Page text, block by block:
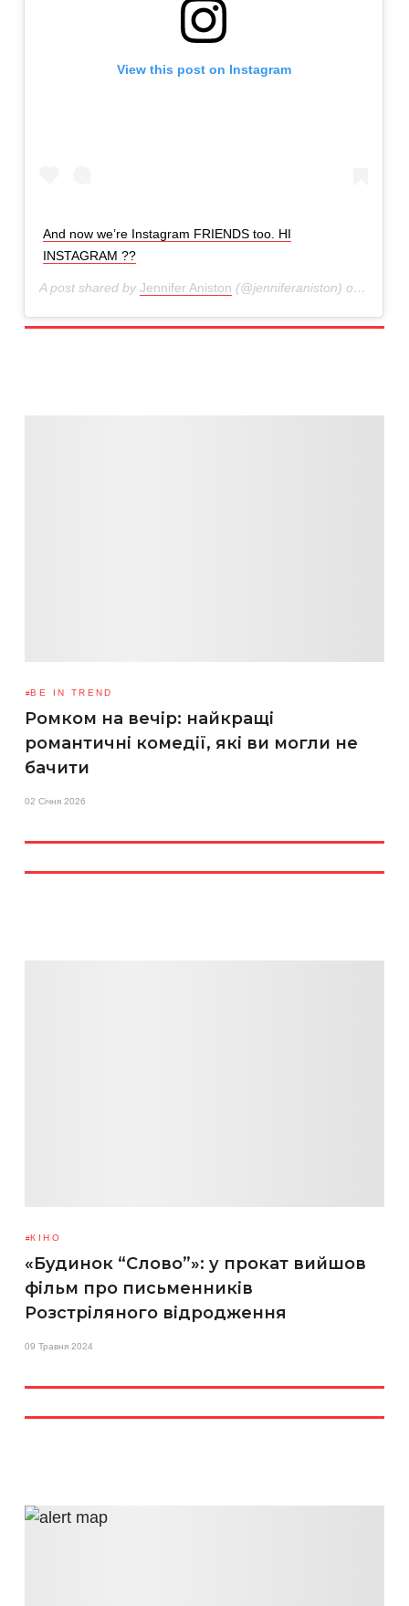
View this post on Instagram
And now we’re Instagram FRIENDS too. HI
INSTAGRAM ??
A post shared by Jennifer Aniston (@jenniferaniston) on
BE IN TREND
Ромком на вечір: найкращі
романтичні комедії, які ви могли не
бачити
02 Січня 2026
КІНО
«Будинок “Слово”»: у прокат вийшов
фільм про письменників
Розстріляного відродження
09 Травня 2024